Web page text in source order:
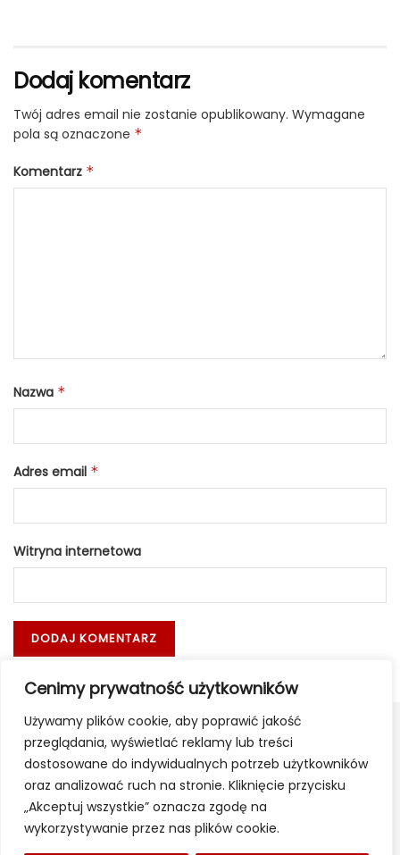
Cenimy prywatność użytkowników
Używamy plików cookie, aby poprawić jakość
przeglądania, wyświetlać reklamy lub treści
dostosowane do indywidualnych potrzeb użytkowników
oraz analizować ruch na stronie. Kliknięcie przycisku
„Akceptuj wszystkie” oznacza zgodę na
wykorzystywanie przez nas plików cookie.
Dodaj komentarz
Twój adres email nie zostanie opublikowany. Wymagane
pola są oznaczone *
Komentarz *
Nazwa *
Adres email *
Witryna internetowa
Apteki Poczta Reklama Kontakt